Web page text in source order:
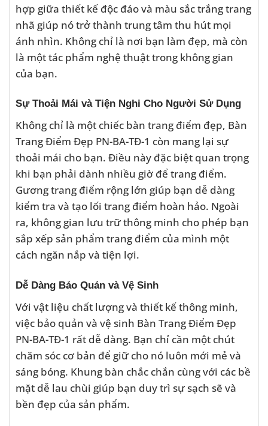
hợp giữa thiết kế độc đáo và màu sắc trắng trang
nhã giúp nó trở thành trung tâm thu hút mọi
ánh nhìn. Không chỉ là nơi bạn làm đẹp, mà còn
là một tác phẩm nghệ thuật trong không gian
của bạn.
Sự Thoải Mái và Tiện Nghi Cho Người Sử Dụng
Không chỉ là một chiếc bàn trang điểm đẹp, Bàn
Trang Điểm Đẹp PN-BA-TĐ-1 còn mang lại sự
thoải mái cho bạn. Điều này đặc biệt quan trọng
khi bạn phải dành nhiều giờ để trang điểm.
Gương trang điểm rộng lớn giúp bạn dễ dàng
kiểm tra và tạo lối trang điểm hoàn hảo. Ngoài
ra, không gian lưu trữ thông minh cho phép bạn
sắp xếp sản phẩm trang điểm của mình một
cách ngăn nắp và tiện lợi.
Dễ Dàng Bảo Quản và Vệ Sinh
Với vật liệu chất lượng và thiết kế thông minh,
việc bảo quản và vệ sinh Bàn Trang Điểm Đẹp
PN-BA-TĐ-1 rất dễ dàng. Bạn chỉ cần một chút
chăm sóc cơ bản để giữ cho nó luôn mới mẻ và
sáng bóng. Khung bàn chắc chắn cùng với các bề
mặt dễ lau chùi giúp bạn duy trì sự sạch sẽ và
bền đẹp của sản phẩm.